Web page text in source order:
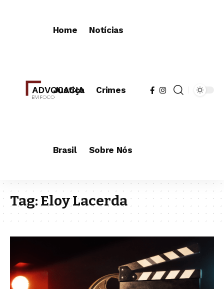
Home Notícias
Justiça Crimes
Brasil Sobre Nós
Tag:Eloy Lacerda